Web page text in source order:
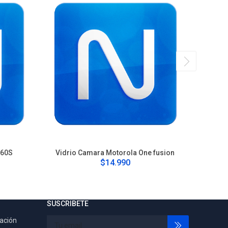
Vidrio Camara Motorola One fusion
$14.990
SUSCRIBETE